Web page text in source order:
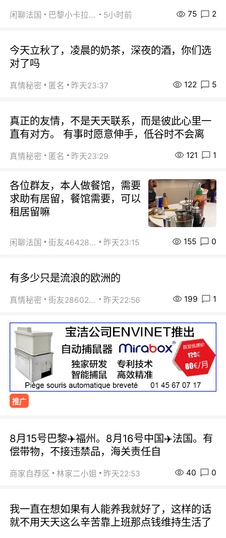
闲聊法国 巴黎小卡拉咪 5小时前 75 2
今天立秋了，凌晨的奶茶，深夜的酒，你们选
对了吗
真情秘密 匿名 昨天23:37 122 5
真正的友情，不是天天联系，而是彼此心里一
直有对方。 有事时愿意伸手，低谷时不会离
真情秘密 匿名 昨天23:29 121 1
各位群友，本人做餐馆，需要
求助有居留，餐馆需要，可以
租居留嘛
闲聊法国 街友46428878 昨天23:15 155 0
有多少只是流浪的欧洲的
真情秘密 街友28602925 昨天22:56 199 1
推广
8月15号巴黎✈️福州。8月16号中国✈️法国。有
偿带物，不接违禁品，海关责任自
商家自荐区 林家二小姐 昨天22:53 40 0
我一直在想如果有人能养我就好了，这样的话
就不用天天这么辛苦靠上班那点钱维持生活了